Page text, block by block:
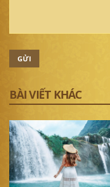
GỬI
BÀI VIẾT KHÁC